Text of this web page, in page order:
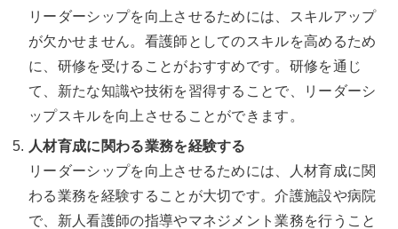
リーダーシップを向上させるためには、スキルアップ
が欠かせません。看護師としてのスキルを高めるため
に、研修を受けることがおすすめです。研修を通じ
て、新たな知識や技術を習得することで、リーダーシ
ップスキルを向上させることができます。
人材育成に関わる業務を経験する
リーダーシップを向上させるためには、人材育成に関
わる業務を経験することが大切です。介護施設や病院
で、新人看護師の指導やマネジメント業務を行うこと